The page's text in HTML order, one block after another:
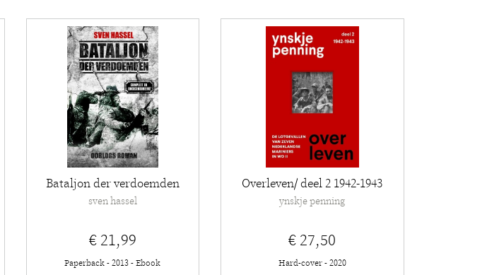
Bataljon der verdoemden
sven hassel
€ 21,99
Paperback - 2013 - Ebook
Overleven/ deel 2 1942-1943
ynskje penning
€ 27,50
Hard-cover - 2020